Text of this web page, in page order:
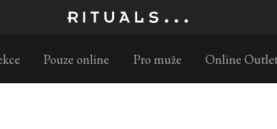
Objednejte do 11:30 a doručíme následující pracovní den
Pouze online Pro muže Online